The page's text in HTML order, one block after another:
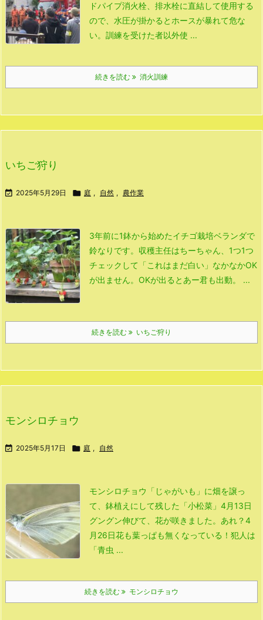
ドパイプ消火栓、排水栓に直結して使用する
ので、 水圧が掛かるとホースが暴れて危な
い。 訓練を受けた者以外使 ...
続きを読む 消火訓練
いちご狩り
 2025年5月29日  庭 , 自然 , 農作業
3年前に1鉢から始めたイチゴ栽培ベランダで
鈴なりです。 収穫主任はちーちゃん、 1つ1つ
チェックして「これはまだ白い」 なかなかOK
が出ません。 OKが出るとあー君も出動。 ...
続きを読む いちご狩り
モンシロチョウ
 2025年5月17日  庭 , 自然
モンシロチョウ 「じゃがいも」に畑を譲っ
て、 鉢植えにして残した「小松菜」 4月13日
グングン伸びて、花が咲きました。 あれ？4
月26日花も葉っぱも無くなっている！ 犯人は
「青虫 ...
続きを読む モンシロチョウ